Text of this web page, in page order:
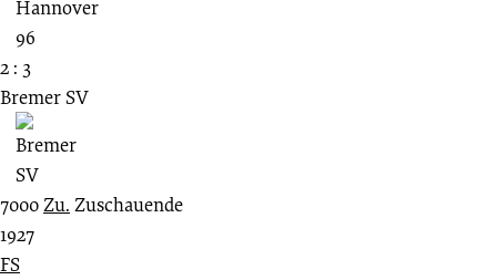
2 : 3
Bremer SV
7000Zu. Zuschauende
1927
FS